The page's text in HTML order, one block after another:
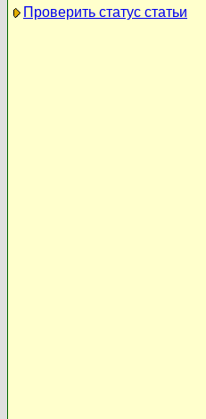
Проверить статус статьи